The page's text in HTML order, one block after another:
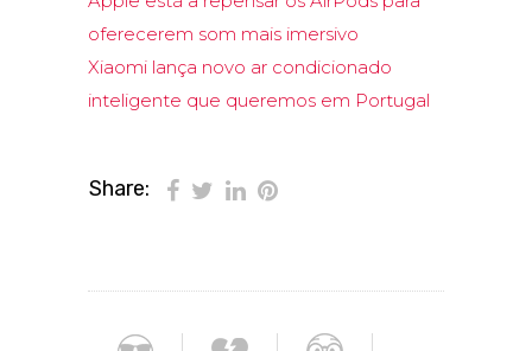
oferecerem som mais imersivo
Xiaomi lança novo ar condicionado
inteligente que queremos em Portugal
Share: